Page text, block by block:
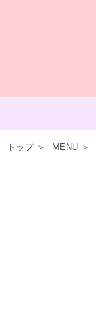
トップ＞ MENU ＞